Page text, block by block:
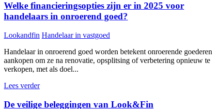
Welke financieringsopties zijn er in 2025 voor
handelaars in onroerend goed?
Lookandfin Handelaar in vastgoed
Handelaar in onroerend goed worden betekent onroerende goederen
aankopen om ze na renovatie, opsplitsing of verbetering opnieuw te
verkopen, met als doel...
Lees verder
De veilige beleggingen van Look&Fin